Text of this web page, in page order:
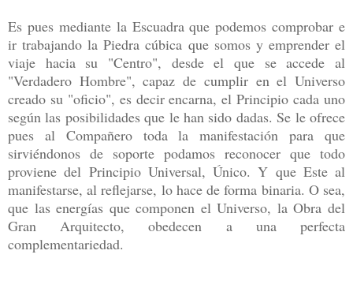
Es pues mediante la Escuadra que podemos comprobar e
ir trabajando la Piedra cúbica que somos y emprender el
viaje hacia su "Centro", desde el que se accede al
"Verdadero Hombre", capaz de cumplir en el Universo
creado su "oficio", es decir encarna, el Principio cada uno
según las posibilidades que le han sido dadas. Se le ofrece
pues al Compañero toda la manifestación para que
sirviéndonos de soporte podamos reconocer que todo
proviene del Principio Universal, Único. Y que Este al
manifestarse, al reflejarse, lo hace de forma binaria. O sea,
que las energías que componen el Universo, la Obra del
Gran Arquitecto, obedecen a una perfecta
complementariedad.